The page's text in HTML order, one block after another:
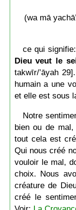
(wa mā
ce qui
Dieu veut le
takwīr/’āyah
humain a une
et elle est sous
Notre
bien ou de
tout cela est
Qui nous créé
vouloir le mal,
choix. Nous
créature de
créé le